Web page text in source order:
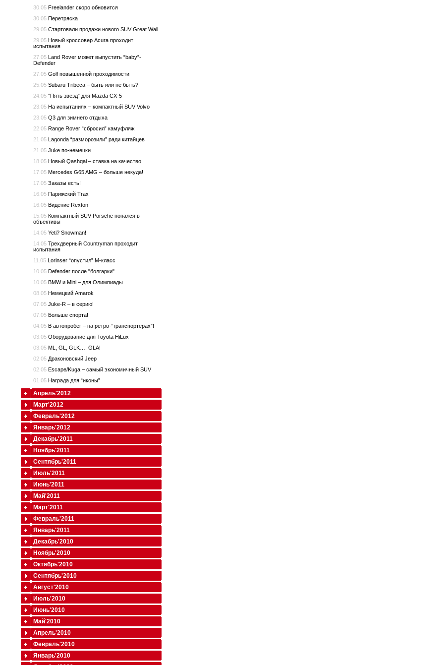
30.05 Freelander скоро обновится
30.05 Перетряска
29.05 Стартовали продажи нового SUV Great Wall
29.05 Новый кроссовер Acura проходит
испытания
27.05 Land Rover может выпустить “baby”-
Defender
27.05 Golf повышенной проходимости
25.05 Subaru Tribeca – быть или не быть?
24.05 “Пять звезд” для Mazda CX-5
23.05 На испытаниях – компактный SUV Volvo
23.05 Q3 для зимнего отдыха
22.05 Range Rover “сбросил” камуфляж
21.05 Lagonda “разморозили” ради китайцев
21.05 Juke по-немецки
18.05 Новый Qashqai – ставка на качество
17.05 Mercedes G65 AMG – больше некуда!
17.05 Заказы есть!
16.05 Парижский Trax
16.05 Видение Rexton
15.05 Компактный SUV Porsche попался в
объективы
14.05 Yeti? Snowman!
14.05 Трехдверный Countryman проходит
испытания
11.05 Lorinser “опустил” M-класс
10.05 Defender после "болгарки"
10.05 BMW и Mini – для Олимпиады
08.05 Немецкий Amarok
07.05 Juke-R – в серию!
07.05 Больше спорта!
04.05 В автопробег – на ретро-“транспортерах”!
03.05 Оборудование для Toyota HiLux
03.05 ML, GL, GLK…. GLA!
02.05 Драконовский Jeep
02.05 Escape/Kuga – самый экономичный SUV
01.05 Награда для “иконы”
Апрель'2012
Март'2012
Февраль'2012
Январь'2012
Декабрь'2011
Ноябрь'2011
Сентябрь'2011
Июль'2011
Июнь'2011
Май'2011
Март'2011
Февраль'2011
Январь'2011
Декабрь'2010
Ноябрь'2010
Октябрь'2010
Сентябрь'2010
Август'2010
Июль'2010
Июнь'2010
Май'2010
Апрель'2010
Февраль'2010
Январь'2010